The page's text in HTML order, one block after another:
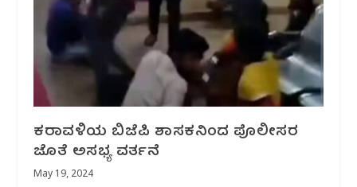
ಕರಾವಳಿಯ ಬಿಜೆಪಿ ಶಾಸಕನಿಂದ ಪೊಲೀಸರ
ಜೊತೆ ಅಸಭ್ಯ ವರ್ತನೆ
May 19, 2024